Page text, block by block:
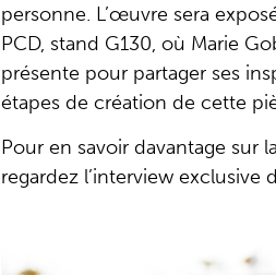
personne. L’œuvre sera
PCD, stand G130, où Marie
présente pour partager ses
étapes de création de cette
Pour en savoir davantage sur
regardez l’interview exclusive